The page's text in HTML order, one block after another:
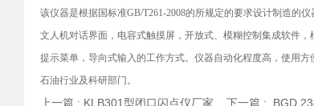
该仪器是根据国标准GB/T261-2008的所规定的要求设计制造的
文人机对话界面，电容式触摸屏，开放式、模糊控制集成软件
提示菜单，导向式输入的工作方式。仪器自动化程度高，使用
石油行业及科研部门。
上一篇 : KLB301型闭口闪点仪厂家 下一篇 : BGD